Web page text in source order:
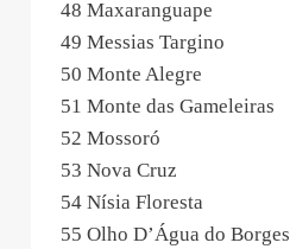
48 Maxaranguape
49 Messias Targino
50 Monte Alegre
51 Monte das Gameleiras
52 Mossoró
53 Nova Cruz
54 Nísia Floresta
55 Olho D’Água do Borges